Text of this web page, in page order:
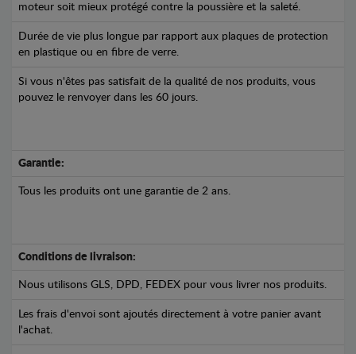
moteur soit mieux protégé contre la poussière et la saleté.
Durée de vie plus longue par rapport aux plaques de protection
en plastique ou en fibre de verre.
Si vous n'êtes pas satisfait de la qualité de nos produits, vous
pouvez le renvoyer dans les 60 jours.
Garantie:
Tous les produits ont une garantie de 2 ans.
Conditions de livraison:
Nous utilisons GLS, DPD, FEDEX pour vous livrer nos produits.
Les frais d'envoi sont ajoutés directement à votre panier avant
l'achat.